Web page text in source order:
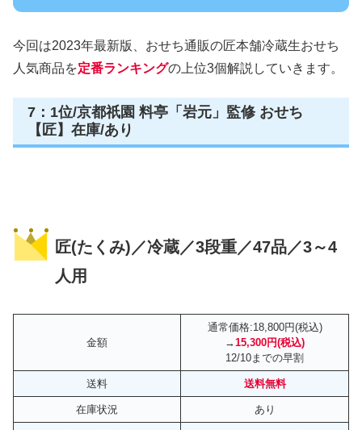
今回は2023年最新版、おせち通販の匠本舗冷蔵生おせち
人気商品を定番ランキングの上位3個解説していきます。
7：1位/京都祇園 料亭「岩元」監修 おせち
【匠】在庫/あり